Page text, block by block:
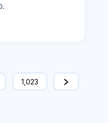
1,023